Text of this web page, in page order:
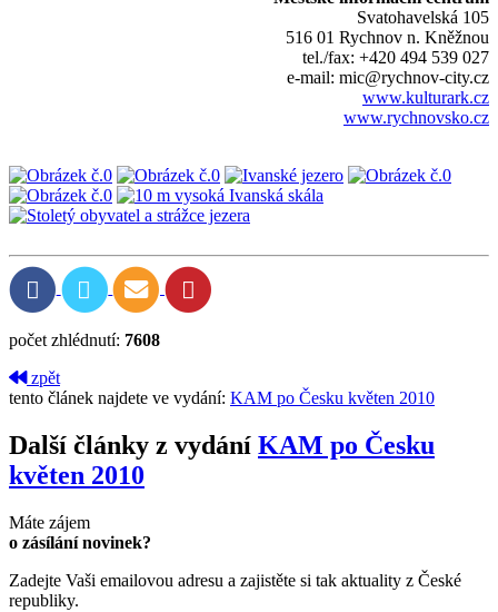
Svatohavelská 105
516 01 Rychnov n. Kněžnou
tel./fax: +420 494 539 027
e-mail: mic@rychnov-city.cz
www.kulturark.cz
www.rychnovsko.cz
počet zhlédnutí: 7608
zpět
tento článek najdete ve vydání: KAM po Česku květen 2010
Další články z vydání KAM po Česku
květen 2010
Máte zájem
o zásílání novinek?
Zadejte Vaši emailovou adresu a zajistěte si tak aktuality z České
republiky.